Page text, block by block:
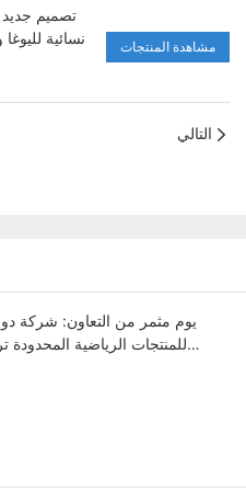
نسائية
مشاهدة المنتجات
التالي
يوم مثمر من التعاون: شركة
للمنتجات الرياضية المحدودة